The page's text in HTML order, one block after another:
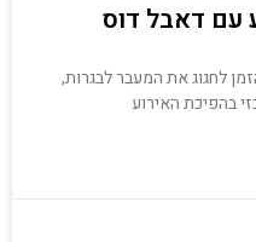
עם דאבל דוס
לחגוג את המעבר לבגרות,
בהפיכת האירוע